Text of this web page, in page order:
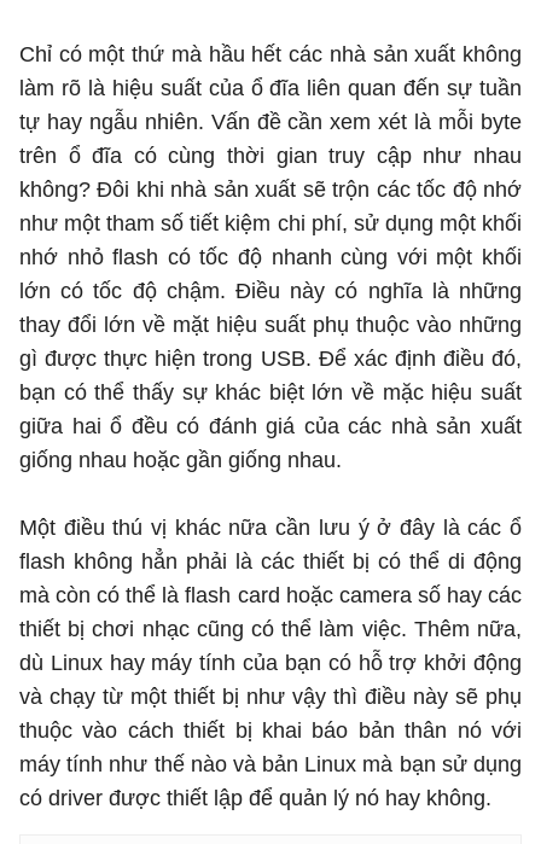
Chỉ có một thứ mà hầu hết các nhà sản xuất không
làm rõ là hiệu suất của ổ đĩa liên quan đến sự tuần
tự hay ngẫu nhiên. Vấn đề cần xem xét là mỗi byte
trên ổ đĩa có cùng thời gian truy cập như nhau
không? Đôi khi nhà sản xuất sẽ trộn các tốc độ nhớ
như một tham số tiết kiệm chi phí, sử dụng một khối
nhớ nhỏ flash có tốc độ nhanh cùng với một khối
lớn có tốc độ chậm. Điều này có nghĩa là những
thay đổi lớn về mặt hiệu suất phụ thuộc vào những
gì được thực hiện trong USB. Để xác định điều đó,
bạn có thể thấy sự khác biệt lớn về mặc hiệu suất
giữa hai ổ đều có đánh giá của các nhà sản xuất
giống nhau hoặc gần giống nhau.
Một điều thú vị khác nữa cần lưu ý ở đây là các ổ
flash không hẳn phải là các thiết bị có thể di động
mà còn có thể là flash card hoặc camera số hay các
thiết bị chơi nhạc cũng có thể làm việc. Thêm nữa,
dù Linux hay máy tính của bạn có hỗ trợ khởi động
và chạy từ một thiết bị như vậy thì điều này sẽ phụ
thuộc vào cách thiết bị khai báo bản thân nó với
máy tính như thế nào và bản Linux mà bạn sử dụng
có driver được thiết lập để quản lý nó hay không.